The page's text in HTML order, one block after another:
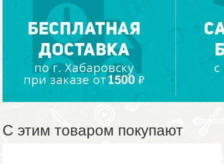
С этим товаром покупают